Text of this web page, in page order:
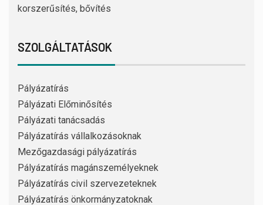
korszerűsítés, bővítés
SZOLGÁLTATÁSOK
Pályázatírás
Pályázati Előminősítés
Pályázati tanácsadás
Pályázatírás vállalkozásoknak
Mezőgazdasági pályázatírás
Pályázatírás magánszemélyeknek
Pályázatírás civil szervezeteknek
Pályázatírás önkormányzatoknak